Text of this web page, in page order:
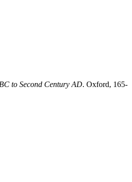
to Second Century AD. Oxford, 165-